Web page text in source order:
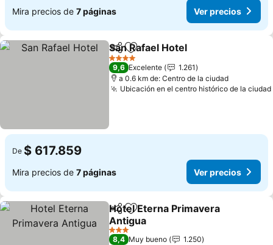
Mira precios de 7 páginas Ver precios
CompartirAgregar a favoritos
San Rafael Hotel
4 Estrellas
9,6 Excelente
1.261
a 0.6 km de: Centro de la ciudad
Ubicación en el centro histórico de la ciudad
De $ 617.859
Mira precios de 7 páginas Ver precios
CompartirAgregar a favoritos
Hotel Eterna Primavera
Antigua
3 Estrellas
8,4 Muy bueno
1.250